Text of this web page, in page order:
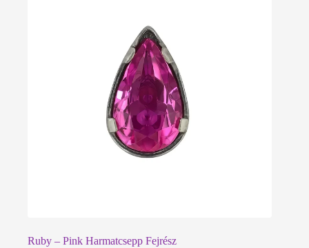
Ruby – Pink Harmatcsepp Fejrész